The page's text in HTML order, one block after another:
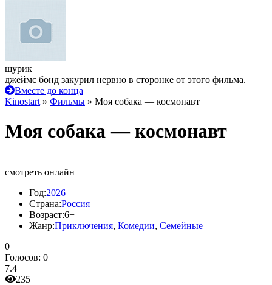
шурик
джеймс бонд закурил нервно в сторонке от этого фильма.
Вместе до конца
Kinostart » Фильмы » Моя собака — космонавт
Моя собака — космонавт
смотреть онлайн
Год:2026
Страна:Россия
Возраст:6+
Жанр:Приключения, Комедии, Семейные
0
Голосов: 0
7.4
235